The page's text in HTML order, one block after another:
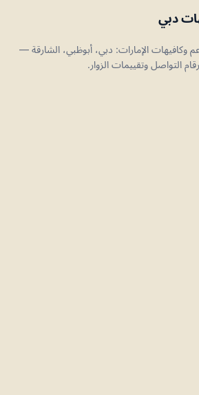
دبي
وكافيهات الإمارات: دبي، أبوظبي، الشارقة —
التواصل وتقييمات الزوار.